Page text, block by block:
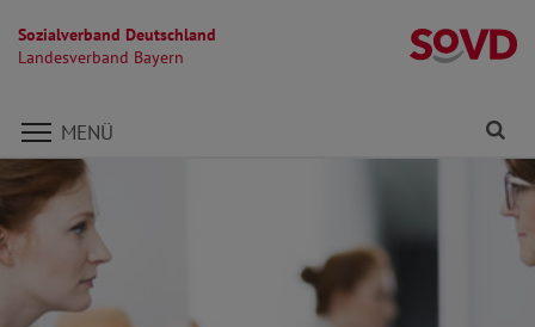
Sozialverband Deutschland
Landesverband Bayern
Direkt zu den Inhalten springen
MENÜ